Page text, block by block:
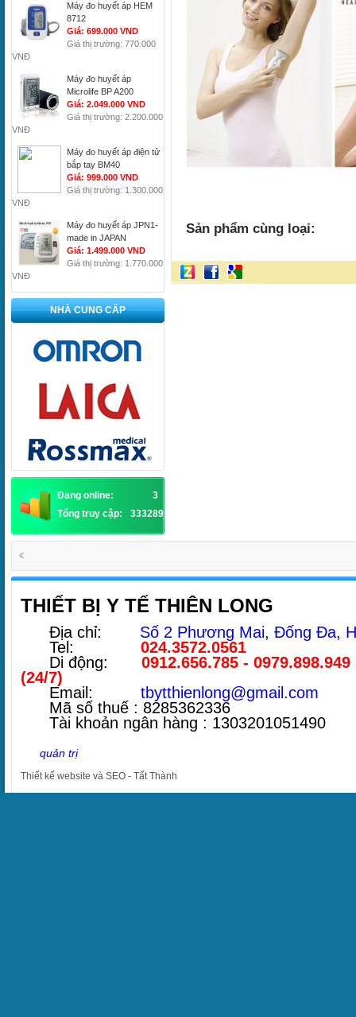
Máy đo huyết áp HEM
8712
Giá: 699.000 VND
Giá thị trường: 770.000
VNĐ
Máy đo huyết áp
Microlife BP A200
Giá: 2.049.000 VND
Giá thị trường: 2.200.000
VNĐ
Máy đo huyết áp điện tử
bắp tay BM40
Giá: 999.000 VND
Giá thị trường: 1.300.000
VNĐ
Máy đo huyết áp JPN1-
made in JAPAN
Giá: 1.499.000 VND
Giá thị trường: 1.770.000
VNĐ
NHÀ CUNG CẤP
Đang online:
3
Tổng truy cập:
3332891
Sản phẩm cùng loại:
THIẾT BỊ Y TẾ THIÊN LONG
Địa chỉ: Số 2 Phương Mai, Đống Đa,
Tel: 024.3572.0561
Di động: 0912.656.785 - 0979.898.949
(24/7)
Email: tbytthienlong@gmail.com
Mã số thuế : 8285362336
Tài khoản ngân hàng : 1303201051490
quản trị
Thiết kế website và SEO - Tất Thành